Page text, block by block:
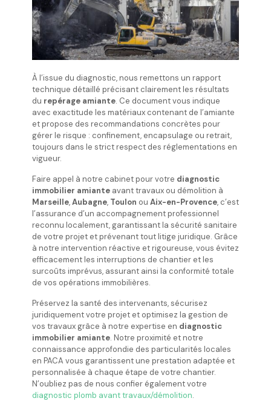
À l’issue du diagnostic, nous remettons un rapport
technique détaillé précisant clairement les résultats
du repérage amiante. Ce document vous indique
avec exactitude les matériaux contenant de l’amiante
et propose des recommandations concrètes pour
gérer le risque : confinement, encapsulage ou retrait,
toujours dans le strict respect des réglementations en
vigueur.
Faire appel à notre cabinet pour votre diagnostic
immobilier amiante avant travaux ou démolition à
Marseille,Aubagne, Toulon ou Aix-en-Provence, c’est
l’assurance d’un accompagnement professionnel
reconnu localement, garantissant la sécurité sanitaire
de votre projet et prévenant tout litige juridique. Grâce
à notre intervention réactive et rigoureuse, vous évitez
efficacement les interruptions de chantier et les
surcoûts imprévus, assurant ainsi la conformité totale
de vos opérations immobilières.
Préservez la santé des intervenants, sécurisez
juridiquement votre projet et optimisez la gestion de
vos travaux grâce à notre expertise en diagnostic
immobilier amiante. Notre proximité et notre
connaissance approfondie des particularités locales
en PACA vous garantissent une prestation adaptée et
personnalisée à chaque étape de votre chantier.
N’oubliez pas de nous confier également votre
diagnostic plomb avant travaux/démolition.